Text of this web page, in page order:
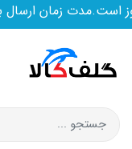
زمان ارسال